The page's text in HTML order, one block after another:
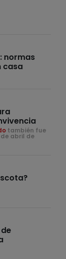
normas
casa
también fue
abril de